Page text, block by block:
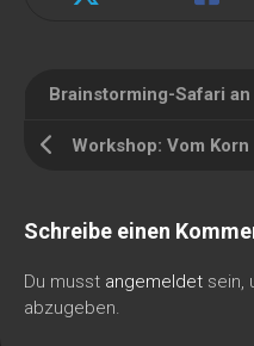
Brainstorming-Safari
Workshop: Vom
Schreibe einen
Du musst angemeldet sein,
abzugeben.